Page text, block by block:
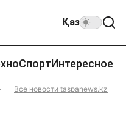
Қаз
СпортИнтересное
Все новости taspanews.kz